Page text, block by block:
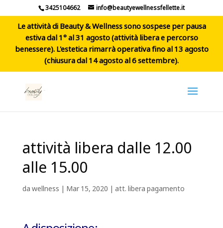
3425104662 info@beautyewellnessfellette.it
Le attività di Beauty & Wellness sono sospese per pausa
estiva dal 1° al 31 agosto (attività libera e percorso
benessere). L'estetica rimarrà operativa fino al 13 agosto
(chiusura dal 14 agosto al 6 settembre).
attività libera dalle 12.00
alle 15.00
dawellness | Mar 15, 2020 | att. libera pagamento